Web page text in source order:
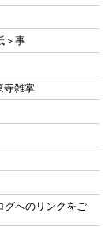
＞事
寺雑掌
グへのリンクをご